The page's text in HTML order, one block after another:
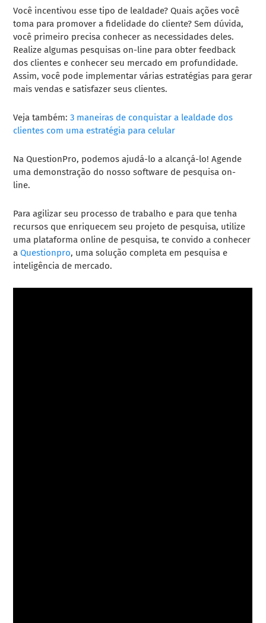
Você incentivou esse tipo de lealdade? Quais ações você
toma para promover a fidelidade do cliente? Sem dúvida,
você primeiro precisa conhecer as necessidades deles.
Realize algumas pesquisas on-line para obter feedback
dos clientes e conhecer seu mercado em profundidade.
Assim, você pode implementar várias estratégias para gerar
mais vendas e satisfazer seus clientes.
Veja também:3 maneiras de conquistar a lealdade dos
clientes com uma estratégia para celular
Na QuestionPro, podemos ajudá-lo a alcançá-lo! Agende
uma demonstração do nosso software de pesquisa on-
line.
Para agilizar seu processo de trabalho e para que tenha
recursos que enriquecem seu projeto de pesquisa, utilize
uma plataforma online de pesquisa, te convido a conhecer
a Questionpro, uma solução completa em pesquisa e
inteligência de mercado.